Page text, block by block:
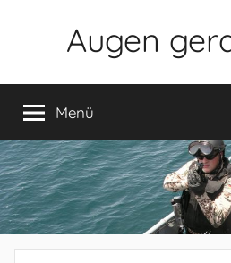
Augen
Menü